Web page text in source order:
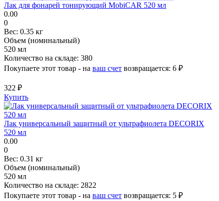
Лак для фонарей тонирующий MobiCAR 520 мл
0.00
0
Вес: 0.35 кг
Объем (номинальный)
520 мл
Количество на складе: 380
Покупаете этот товар - на ваш счет возвращается: 6 ₽
322 ₽
Купить
Лак универсальный защитный от ультрафиолета DECORIX
520 мл
0.00
0
Вес: 0.31 кг
Объем (номинальный)
520 мл
Количество на складе: 2822
Покупаете этот товар - на ваш счет возвращается: 5 ₽